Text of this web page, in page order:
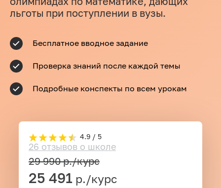
льготы при поступлении в вузы.
Бесплатное вводное задание
Проверка знаний после каждой темы
Подробные конспекты по всем урокам
4.9 / 5
26 отзывов о школе
29 990р./курс
25 491 р./курс